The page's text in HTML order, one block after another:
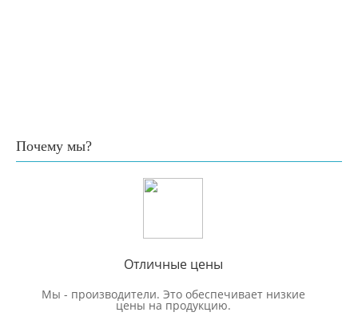
Почему мы?
Отличные цены
Мы - производители. Это обеспечивает низкие
цены на продукцию.